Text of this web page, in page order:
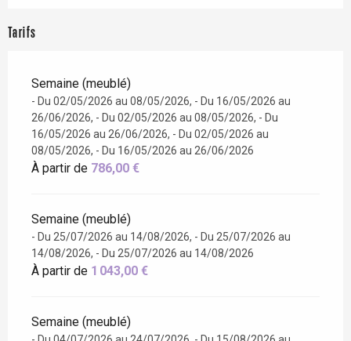
Tarifs
Semaine (meublé)
- Du 02/05/2026 au 08/05/2026, - Du 16/05/2026 au
26/06/2026, - Du 02/05/2026 au 08/05/2026, - Du
16/05/2026 au 26/06/2026, - Du 02/05/2026 au
08/05/2026, - Du 16/05/2026 au 26/06/2026
À partir de 786,00 €
Semaine (meublé)
- Du 25/07/2026 au 14/08/2026, - Du 25/07/2026 au
14/08/2026, - Du 25/07/2026 au 14/08/2026
À partir de 1 043,00 €
Semaine (meublé)